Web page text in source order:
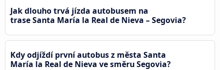
Jak dlouho trvá jízda autobusem na
trase Santa María la Real de Nieva – Segovia?
Kdy odjíždí první autobus z města Santa
María la Real de Nieva ve směru Segovia?